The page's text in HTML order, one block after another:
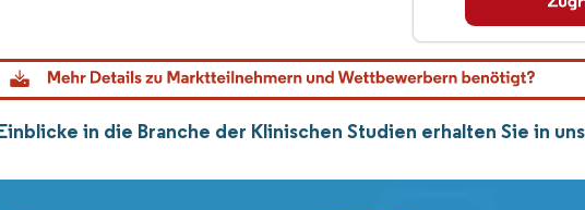
in die Branche der Klinischen Studien erhalten Sie in